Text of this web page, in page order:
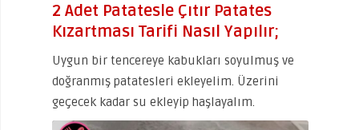
2 Adet Patatesle Çıtır Patates
Kızartması Tarifi Nasıl Yapılır;
Uygun bir tencereye kabukları soyulmuş ve
doğranmış patatesleri ekleyelim. Üzerini
geçecek kadar su ekleyip haşlayalım.